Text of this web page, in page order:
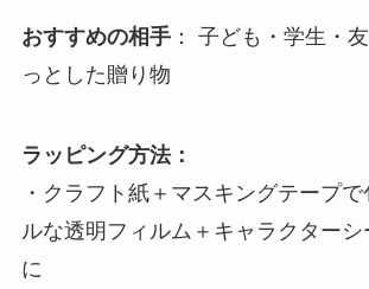
おすすめの相手： 子ども・学生・
っとした贈り物
ラッピング方法：
・クラフト紙＋マスキングテープ
ルな透明フィルム＋キャラクター
に